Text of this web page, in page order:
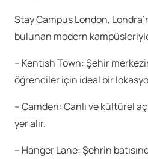
Stay Campus London,
bulunan modern
– Kentish Town: Şehir
öğrenciler için ideal bir
– Camden: Canlı ve kültürel
yer alır.
– Hanger Lane: Şehrin